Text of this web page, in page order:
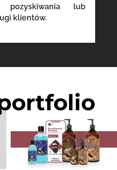
pozyskiwania lub
klientów.